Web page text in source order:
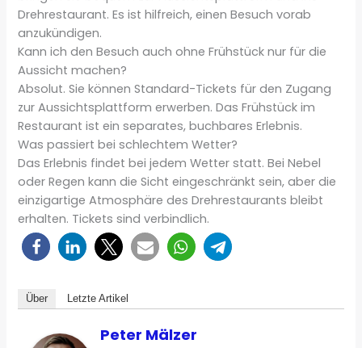
Drehrestaurant. Es ist hilfreich, einen Besuch vorab
anzukündigen.
Kann ich den Besuch auch ohne Frühstück nur für die
Aussicht machen?
Absolut. Sie können Standard-Tickets für den Zugang
zur Aussichtsplattform erwerben. Das Frühstück im
Restaurant ist ein separates, buchbares Erlebnis.
Was passiert bei schlechtem Wetter?
Das Erlebnis findet bei jedem Wetter statt. Bei Nebel
oder Regen kann die Sicht eingeschränkt sein, aber die
einzigartige Atmosphäre des Drehrestaurants bleibt
erhalten. Tickets sind verbindlich.
Über Letzte Artikel
Peter Mälzer